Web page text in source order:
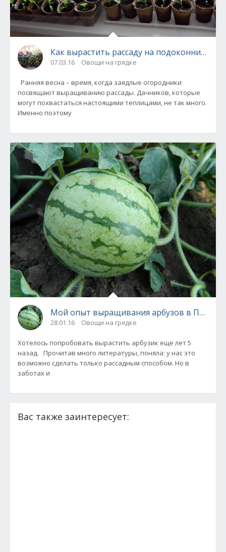
Как вырастить рассаду на подоконнике!
07.03.16 Овощи на грядке
Ранняя весна – время, когда заядлые огородники
посвящают выращиванию рассады. Дачников, которые
могут похвастаться настоящими теплицами, не так много.
Именно поэтому
Мой опыт выращивания арбузов в
28.01.16 Овощи на грядке
Хотелось попробовать вырастить арбузик еще лет 5
назад. Прочитав много литературы, поняла: у нас это
возможно сделать только рассадным способом. Но в
заботах и
Вас также заинтересует: